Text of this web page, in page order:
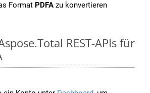
Format PDFA zu konvertieren
REST-APIs für